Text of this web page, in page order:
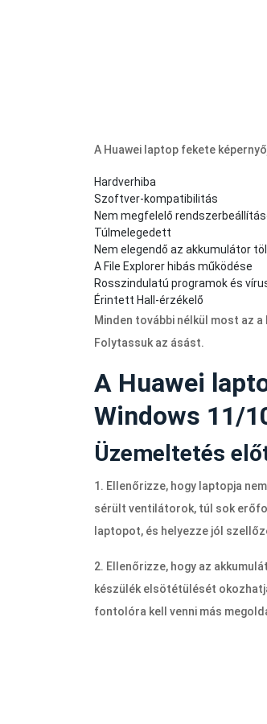
A Huawei laptop fekete
Hardverhiba
Szoftver-kompatibilitás
Nem megfelelő
Túlmelegedett
Nem elegendő az akkumulátor
A File Explorer hibás működése
Rosszindulatú programok és
Érintett Hall-érzékelő
Minden további nélkül most az
Folytassuk az ásást.
A Huawei
Windows 11/
Üzemeltetés
1. Ellenőrizze, hogy laptopja
sérült ventilátorok, túl sok
laptopot, és helyezze jól
2. Ellenőrizze, hogy az
készülék elsötétülését
fontolóra kell venni más